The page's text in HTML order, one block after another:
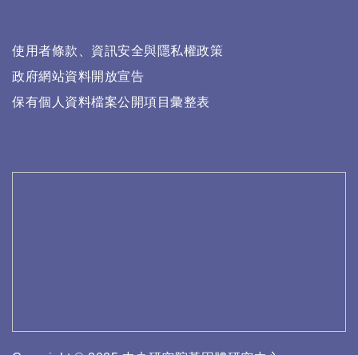
使用者條款、資訊安全與隱私權政策
政府網站資料開放宣告
保有個人資料檔案公開項目彙整表